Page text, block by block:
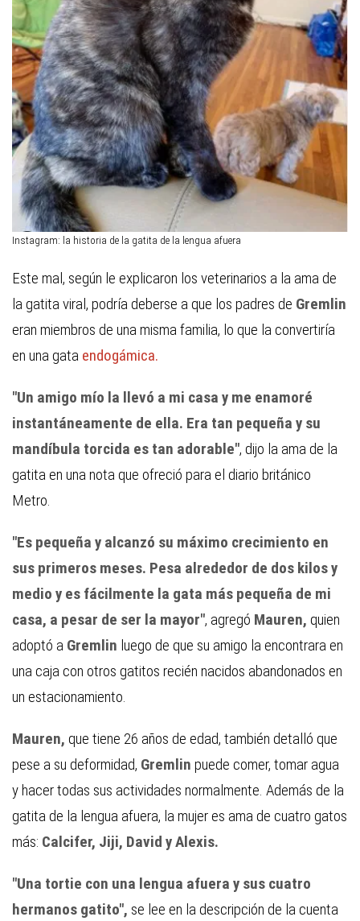
Instagram: la historia de la gatita de la lengua afuera
Este mal, según le explicaron los veterinarios a la ama de
la gatita viral, podría deberse a que los padres de Gremlin
eran miembros de una misma familia, lo que la convertiría
en una gata endogámica.
"Un amigo mío la llevó a mi casa y me enamoré
instantáneamente de ella. Era tan pequeña y su
mandíbula torcida es tan adorable", dijo la ama de la
gatita en una nota que ofreció para el diario británico
Metro.
"Es pequeña y alcanzó su máximo crecimiento en
sus primeros meses. Pesa alrededor de dos kilos y
medio y es fácilmente la gata más pequeña de mi
casa, a pesar de ser la mayor", agregó Mauren, quien
adoptó a Gremlin luego de que su amigo la encontrara en
una caja con otros gatitos recién nacidos abandonados en
un estacionamiento.
Mauren, que tiene 26 años de edad, también detalló que
pese a su deformidad, Gremlin puede comer, tomar agua
y hacer todas sus actividades normalmente. Además de la
gatita de la lengua afuera, la mujer es ama de cuatro gatos
más: Calcifer, Jiji, David y Alexis.
"Una tortie con una lengua afuera y sus cuatro
hermanos gatito", se lee en la descripción de la cuenta